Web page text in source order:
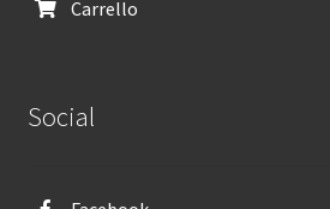
Carrello
Social